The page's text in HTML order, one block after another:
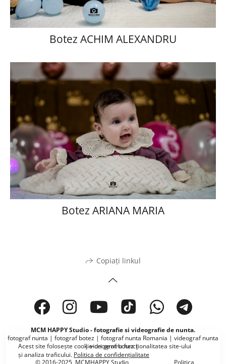
Botez ACHIM ALEXANDRU
Botez ARIANA MARIA
Copiați linkul
MCM HAPPY Studio - fotografie si videografie de nunta.
fotograf nunta | fotograf botez | fotograf nunta Romania | videograf nunta
| videograf botez |
© 2016-2025 MCMHAPPY Studio Politica
Acest site folosește cookie-uripentru funcționalitatea site-ului
și analiza traficului. Politica de confidențialitate